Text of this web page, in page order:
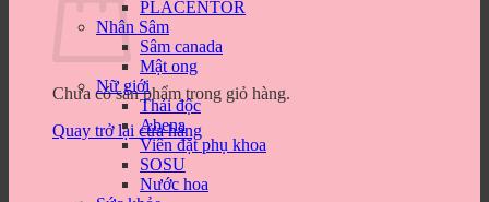
Chưa có sản phẩm trong giỏ hàng.
Quay trở lại cửa hàng
PLACENTOR
Nhân Sâm
Sâm canada
Mật ong
Nữ giới
Thải độc
Abena
Viên đặt phụ khoa
SOSU
Nước hoa